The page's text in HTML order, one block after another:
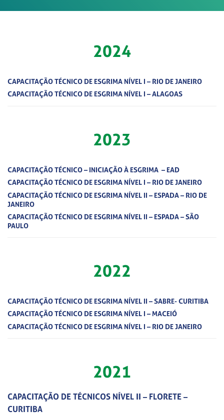
2024
CAPACITAÇÃO TÉCNICO DE ESGRIMA NÍVEL I – RIO DE JANEIRO
CAPACITAÇÃO TÉCNICO DE ESGRIMA NÍVEL I – ALAGOAS
2023
CAPACITAÇÃO TÉCNICO – INICIAÇÃO À ESGRIMA – EAD
CAPACITAÇÃO TÉCNICO DE ESGRIMA NÍVEL I – RIO DE JANEIRO
CAPACITAÇÃO TÉCNICO DE ESGRIMA NÍVEL II – ESPADA – RIO DE
JANEIRO
CAPACITAÇÃO TÉCNICO DE ESGRIMA NÍVEL II – ESPADA – SÃO
PAULO
2022
CAPACITAÇÃO TÉCNICO DE ESGRIMA NÍVEL II – SABRE- CURITIBA
CAPACITAÇÃO TÉCNICO DE ESGRIMA NÍVEL I – MACEIÓ
CAPACITAÇÃO TÉCNICO DE ESGRIMA NÍVEL I – RIO DE JANEIRO
2021
CAPACITAÇÃO DE TÉCNICOS NÍVEL II – FLORETE –
CURITIBA